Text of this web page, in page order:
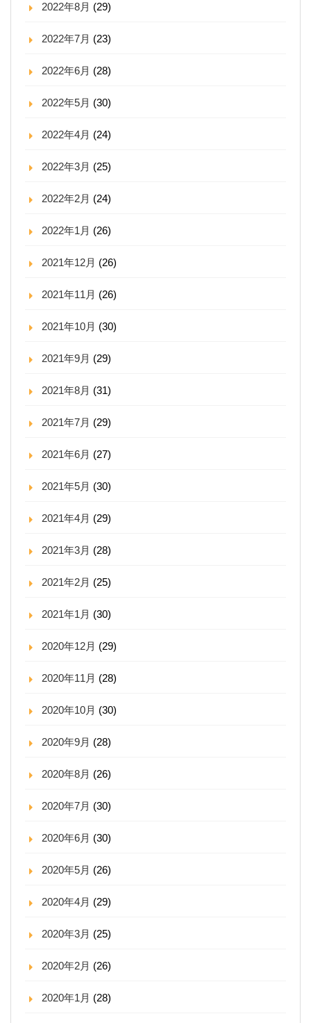
2022年8月 (29)
2022年7月 (23)
2022年6月 (28)
2022年5月 (30)
2022年4月 (24)
2022年3月 (25)
2022年2月 (24)
2022年1月 (26)
2021年12月 (26)
2021年11月 (26)
2021年10月 (30)
2021年9月 (29)
2021年8月 (31)
2021年7月 (29)
2021年6月 (27)
2021年5月 (30)
2021年4月 (29)
2021年3月 (28)
2021年2月 (25)
2021年1月 (30)
2020年12月 (29)
2020年11月 (28)
2020年10月 (30)
2020年9月 (28)
2020年8月 (26)
2020年7月 (30)
2020年6月 (30)
2020年5月 (26)
2020年4月 (29)
2020年3月 (25)
2020年2月 (26)
2020年1月 (28)